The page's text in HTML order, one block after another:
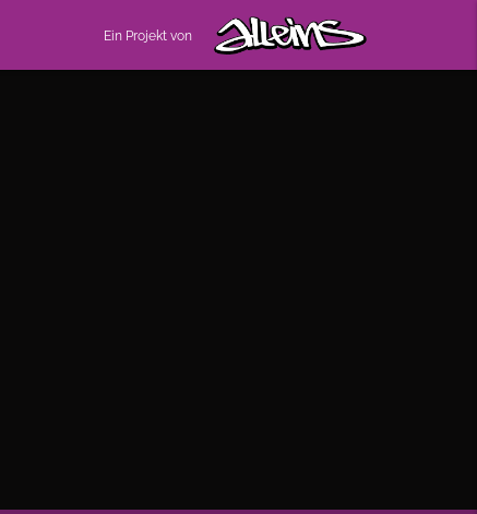
Ein Projekt von